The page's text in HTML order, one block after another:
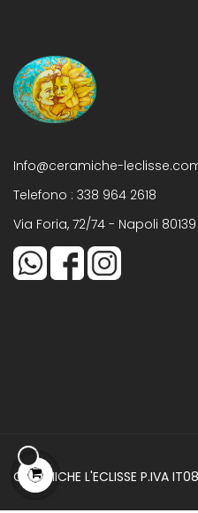
Info@ceramiche-
Telefono : 338 964 2618
Via Foria, 72/74 - Napoli 80139
CERAMICHE L'ECLISSE P.IVA